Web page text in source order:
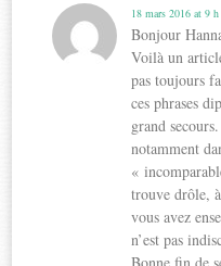
18 mars 2016 at 9
Bonjour
Voilà un
pas toujours
ces phrases
grand
notamment
«
trouve drôle,
vous avez
n’est pas